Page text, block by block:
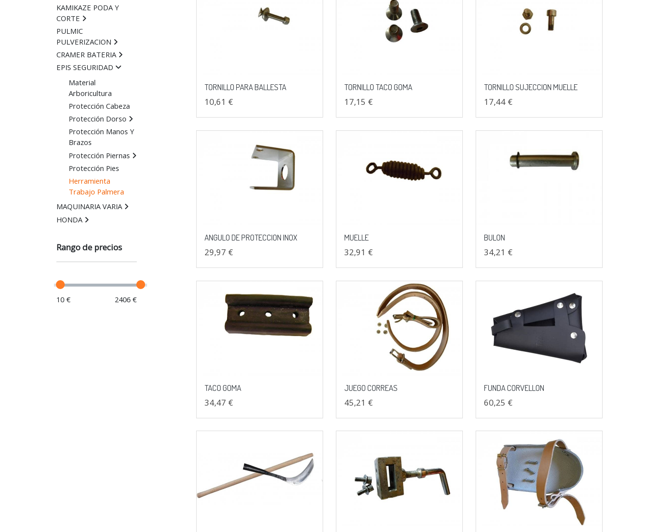
KAMIKAZE PODA Y
CORTE
PULMIC
PULVERIZACION
CRAMER BATERIA
EPIS SEGURIDAD
Material
Arboricultura
Protección Cabeza
Protección Dorso
Protección Manos Y
Brazos
Protección Piernas
Protección Pies
Herramienta
Trabajo Palmera
MAQUINARIA VARIA
HONDA
Rango de precios
10 € 2406 €
TORNILLO PARA BALLESTA
10,61 €
TORNILLO TACO GOMA
17,15 €
TORNILLO SUJECCION MUELLE
17,44 €
ANGULO DE PROTECCION INOX
29,97 €
MUELLE
32,91 €
BULON
34,21 €
TACO GOMA
34,47 €
JUEGO CORREAS
45,21 €
FUNDA CORVELLON
60,25 €